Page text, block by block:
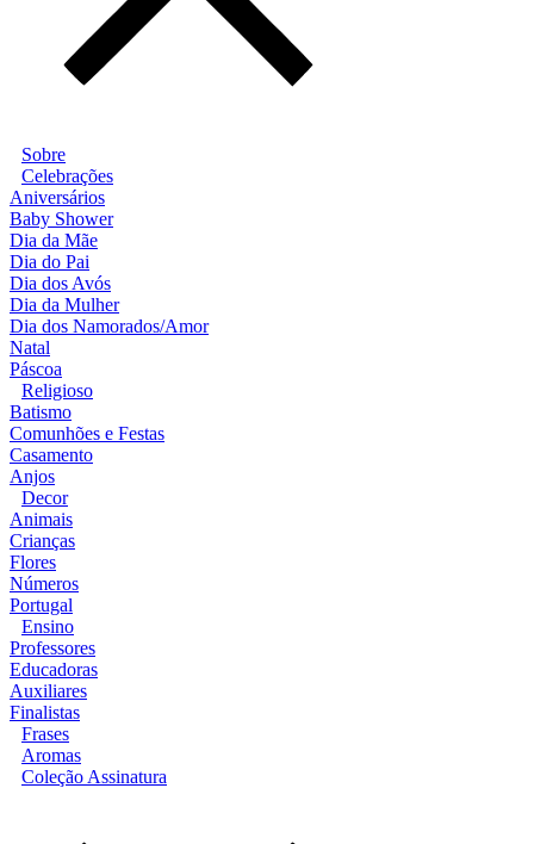
Sobre
Celebrações
Aniversários
Baby Shower
Dia da Mãe
Dia do Pai
Dia dos Avós
Dia da Mulher
Dia dos Namorados/Amor
Natal
Páscoa
Religioso
Batismo
Comunhões e Festas
Casamento
Anjos
Decor
Animais
Crianças
Flores
Números
Portugal
Ensino
Professores
Educadoras
Auxiliares
Finalistas
Frases
Aromas
Coleção Assinatura